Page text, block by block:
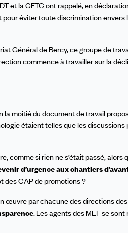
et la CFTC ont rappelé, en
éviter toute discrimination
Général de Bercy, ce groupe de
commence à travailler sur la
la moitié du document de travail
étaient telles que les
comme si rien ne s’était passé,
d’urgence aux chantiers
des CAP de promotions ?
œuvre par chacune des directions
. Les agents des MEF se